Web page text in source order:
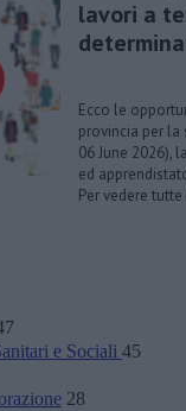
lavori a
Ecco le
provincia per la
06 June 2026),
ed
Per vedere
e Sociali 45
28